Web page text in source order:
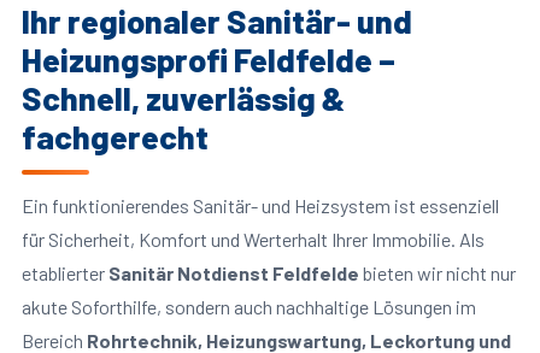
Ihr regionaler Sanitär- und
Heizungsprofi Feldfelde –
Schnell, zuverlässig &
fachgerecht
Ein funktionierendes Sanitär- und Heizsystem ist essenziell
für Sicherheit, Komfort und Werterhalt Ihrer Immobilie. Als
etablierter Sanitär Notdienst Feldfelde bieten wir nicht nur
akute Soforthilfe, sondern auch nachhaltige Lösungen im
Bereich Rohrtechnik, Heizungswartung, Leckortung und